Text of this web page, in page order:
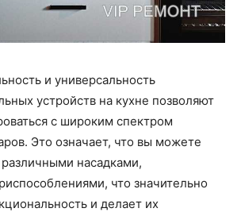
и универсальность
устройств на кухне позволяют
с широким спектром
Это означает, что вы можете
различными насадками,
что значительно
и делает их